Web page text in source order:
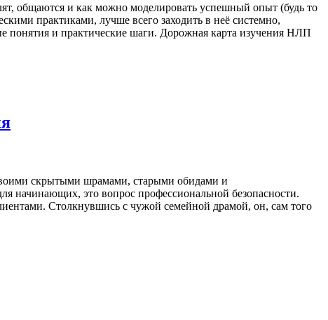
общаются и как можно моделировать успешный опыт (будь то
практиками, лучше всего заходить в неё системно,
понятия и практические шаги. Дорожная карта изучения НЛП
скрытыми шрамами, старыми обидами и
начинающих, это вопрос профессиональной безопасности.
Столкнувшись с чужой семейной драмой, он, сам того